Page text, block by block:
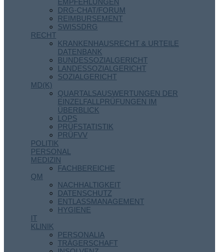
EMPFEHLUNGEN
DRG-CHAT/FORUM
REIMBURSEMENT
SWISSDRG
RECHT
KRANKENHAUSRECHT & URTEILE
DATENBANK
BUNDESSOZIALGERICHT
LANDESSOZIALGERICHT
SOZIALGERICHT
MD(K)
QUARTALSAUSWERTUNGEN DER
EINZELFALLPRÜFUNGEN IM
ÜBERBLICK
LOPS
PRÜFSTATISTIK
PRÜFVV
POLITIK
PERSONAL
MEDIZIN
FACHBEREICHE
QM
NACHHALTIGKEIT
DATENSCHUTZ
ENTLASSMANAGEMENT
HYGIENE
IT
KLINIK
PERSONALIA
TRÄGERSCHAFT